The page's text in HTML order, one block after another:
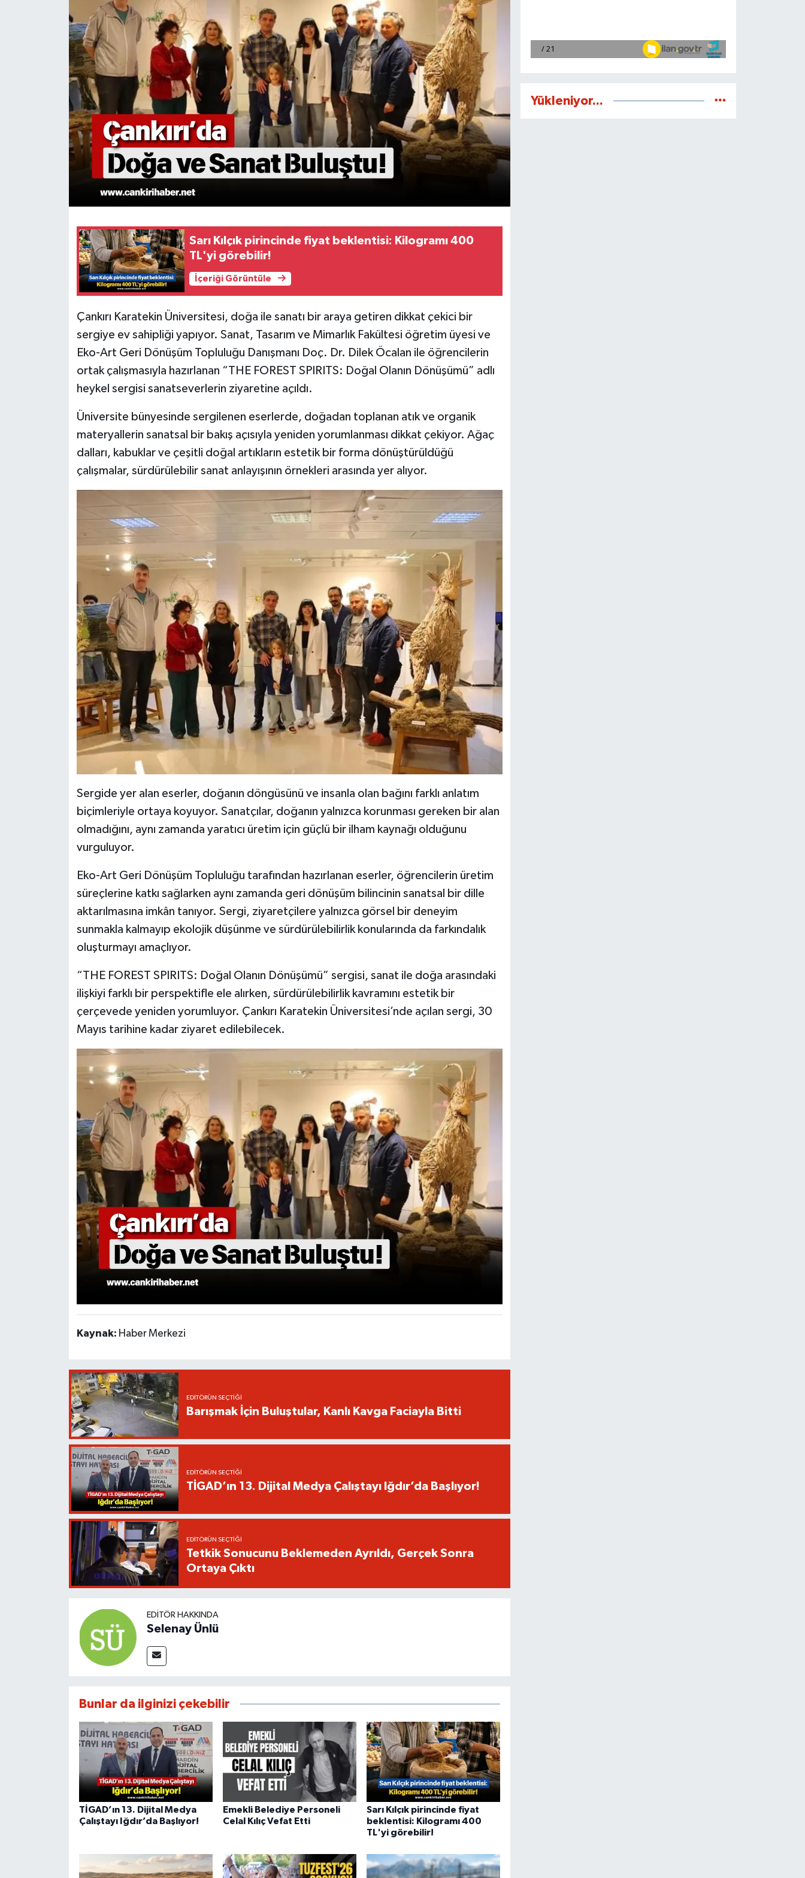
Sarı Kılçık pirincinde fiyat beklentisi: Kilogramı 400
TL'yi görebilir!
İçeriği Görüntüle
Çankırı Karatekin Üniversitesi, doğa ile sanatı bir araya getiren dikkat çekici bir
sergiye ev sahipliği yapıyor. Sanat, Tasarım ve Mimarlık Fakültesi öğretim üyesi ve
Eko-Art Geri Dönüşüm Topluluğu Danışmanı Doç. Dr. Dilek Öcalan ile öğrencilerin
ortak çalışmasıyla hazırlanan “THE FOREST SPIRITS: Doğal Olanın Dönüşümü” adlı
heykel sergisi sanatseverlerin ziyaretine açıldı.
Üniversite bünyesinde sergilenen eserlerde, doğadan toplanan atık ve organik
materyallerin sanatsal bir bakış açısıyla yeniden yorumlanması dikkat çekiyor. Ağaç
dalları, kabuklar ve çeşitli doğal artıkların estetik bir forma dönüştürüldüğü
çalışmalar, sürdürülebilir sanat anlayışının örnekleri arasında yer alıyor.
Sergide yer alan eserler, doğanın döngüsünü ve insanla olan bağını farklı anlatım
biçimleriyle ortaya koyuyor. Sanatçılar, doğanın yalnızca korunması gereken bir alan
olmadığını, aynı zamanda yaratıcı üretim için güçlü bir ilham kaynağı olduğunu
vurguluyor.
Eko-Art Geri Dönüşüm Topluluğu tarafından hazırlanan eserler, öğrencilerin üretim
süreçlerine katkı sağlarken aynı zamanda geri dönüşüm bilincinin sanatsal bir dille
aktarılmasına imkân tanıyor. Sergi, ziyaretçilere yalnızca görsel bir deneyim
sunmakla kalmayıp ekolojik düşünme ve sürdürülebilirlik konularında da farkındalık
oluşturmayı amaçlıyor.
“THE FOREST SPIRITS: Doğal Olanın Dönüşümü” sergisi, sanat ile doğa arasındaki
ilişkiyi farklı bir perspektifle ele alırken, sürdürülebilirlik kavramını estetik bir
çerçevede yeniden yorumluyor. Çankırı Karatekin Üniversitesi’nde açılan sergi, 30
Mayıs tarihine kadar ziyaret edilebilecek.
Kaynak: Haber Merkezi
EDITÖRÜN SEÇTIĞI
Barışmak İçin Buluştular, Kanlı Kavga Faciayla Bitti
EDITÖRÜN SEÇTIĞI
TİGAD’ın 13. Dijital Medya Çalıştayı Iğdır’da Başlıyor!
EDITÖRÜN SEÇTIĞI
Tetkik Sonucunu Beklemeden Ayrıldı, Gerçek Sonra
Ortaya Çıktı
EDITÖR HAKKINDA
Selenay Ünlü
Bunlar da ilginizi çekebilir
TİGAD’ın 13. Dijital Medya
Çalıştayı Iğdır’da Başlıyor!
Emekli Belediye Personeli
Celal Kılıç Vefat Etti
Sarı Kılçık pirincinde fiyat
beklentisi: Kilogramı 400
TL'yi görebilir!
Yükleniyor...
KÜLTÜR SANAT
MAGAZİN
SAĞLIK
SİYASET
VİZYONDAKİLER